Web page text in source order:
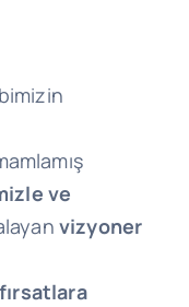
ve
vizyoner